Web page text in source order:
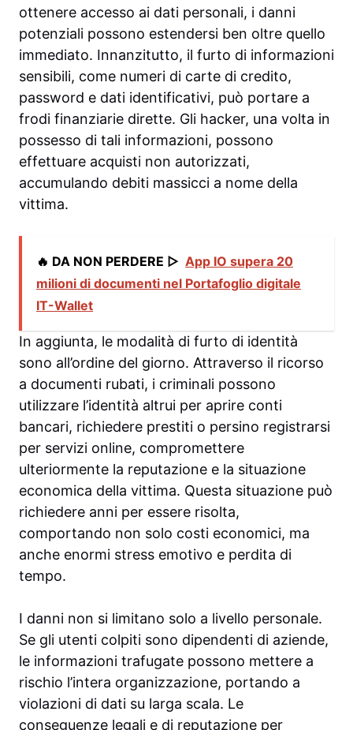
ottenere accesso ai dati personali, i danni
potenziali possono estendersi ben oltre quello
immediato. Innanzitutto, il furto di informazioni
sensibili, come numeri di carte di credito,
password e dati identificativi, può portare a
frodi finanziarie dirette. Gli hacker, una volta in
possesso di tali informazioni, possono
effettuare acquisti non autorizzati,
accumulando debiti massicci a nome della
vittima.
🔥 DA NON PERDERE ▷ App IO supera 20
milioni di documenti nel Portafoglio digitale
IT-Wallet
In aggiunta, le modalità di furto di identità
sono all’ordine del giorno. Attraverso il ricorso
a documenti rubati, i criminali possono
utilizzare l’identità altrui per aprire conti
bancari, richiedere prestiti o persino registrarsi
per servizi online, compromettere
ulteriormente la reputazione e la situazione
economica della vittima. Questa situazione può
richiedere anni per essere risolta,
comportando non solo costi economici, ma
anche enormi stress emotivo e perdita di
tempo.
I danni non si limitano solo a livello personale.
Se gli utenti colpiti sono dipendenti di aziende,
le informazioni trafugate possono mettere a
rischio l’intera organizzazione, portando a
violazioni di dati su larga scala. Le
conseguenze legali e di reputazione per